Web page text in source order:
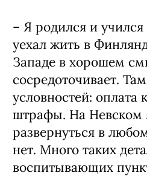
– Я родился и учился
уехал жить в
Западе в хорошем
сосредоточивает.
условностей: оплата
штрафы. На Невском
развернуться в
нет. Много таких
воспитывающих